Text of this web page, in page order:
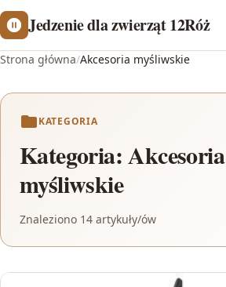
Jedzenie dla zwierząt 12Róż
Strona główna/Akcesoria myśliwskie
KATEGORIA
Kategoria:Akcesoria
myśliwskie
Znaleziono 14 artykuły/ów